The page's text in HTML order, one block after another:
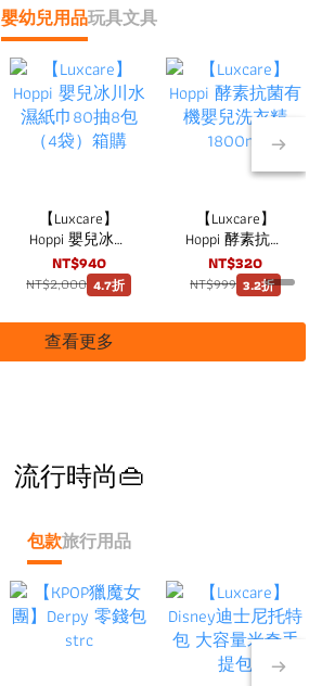
嬰幼兒用品玩具文具
【Luxcare】
Hoppi 嬰兒冰川
水濕紙巾80抽8
包（4袋）箱購
NT$940
NT$2,000 4.7折
【Luxcare】
Hoppi 酵素抗菌
有機嬰兒洗衣精
1800ml
NT$320
NT$999 3.2折
查看更多
流行時尚👜
包款旅行用品